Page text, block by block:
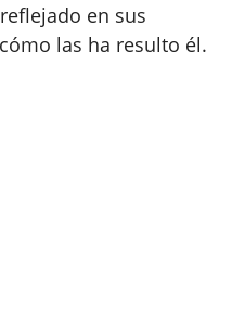
en sus
las ha resulto él.